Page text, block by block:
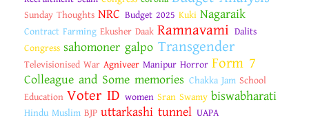
Sunday Thoughts NRC Budget 2025 Kuki Nagaraik
Contract Farming Ekusher Daak Ramnavami Dalits
Congress sahomoner galpo Transgender
Televisionised War Agniveer Manipur Horror Form 7
Colleague and Some memories Chakka Jam School
Education Voter ID women Sran Swamy biswabharati
Hindu Muslim BJP uttarkashi tunnel UAPA